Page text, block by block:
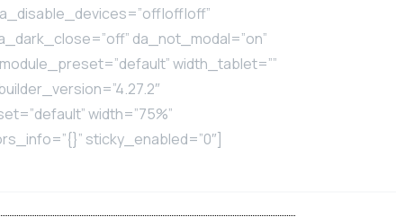
da_not_modal=”on”
width_tablet=””
width=”75%”
sticky_enabled=”0″]